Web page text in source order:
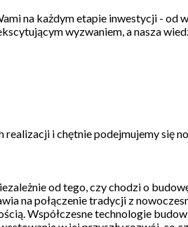
na każdym etapie inwestycji - od
wyzwaniem, a nasza
i chętnie podejmujemy się
od tego, czy chodzi o
na połączenie tradycji z
Współczesne technologie